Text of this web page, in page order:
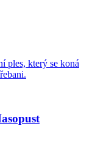
ples, který se koná